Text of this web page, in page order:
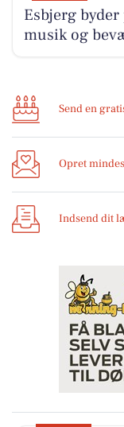
Esbjerg
musik og
Send en
Opret
Indsend dit